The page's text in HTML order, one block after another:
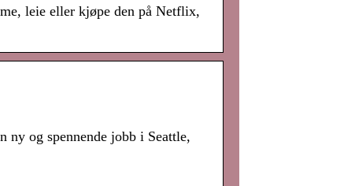
leie eller kjøpe den på Netflix,
og spennende jobb i Seattle,